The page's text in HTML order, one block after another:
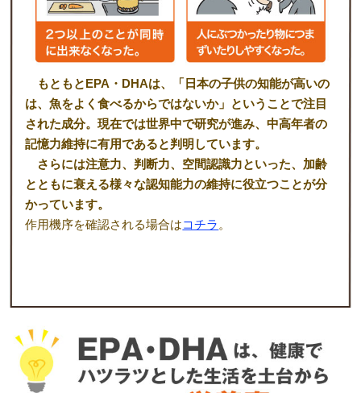
もともとEPA・DHAは、「日本の子供の知能が高いの
は、魚をよく食べるからではないか」ということで注目
された成分。現在では世界中で研究が進み、中高年者の
記憶力維持に有用であると判明しています。
さらには注意力、判断力、空間認識力といった、加齢
とともに衰える様々な認知能力の維持に役立つことが分
かっています。
作用機序を確認される場合はコチラ 。